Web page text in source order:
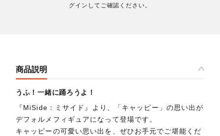
グインしてご確認ください。
商品説明
うふ！一緒に踊ろうよ！
『MiSide：ミサイド』より、「キャッピー」の思い出が
デフォルメフィギュアになって登場です。
キャッピーの可愛い思い出を、ぜひお手元でご堪能くだ